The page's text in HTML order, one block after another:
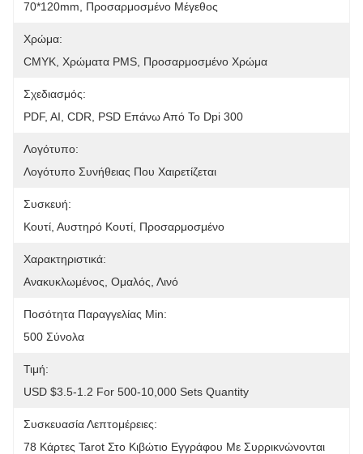
70*120mm, Προσαρμοσμένο Μέγεθος
Χρώμα:
CMYK, Χρώματα PMS, Προσαρμοσμένο Χρώμα
Σχεδιασμός:
PDF, AI, CDR, PSD Επάνω Από Το Dpi 300
Λογότυπο:
Λογότυπο Συνήθειας Που Χαιρετίζεται
Συσκευή:
Κουτί, Αυστηρό Κουτί, Προσαρμοσμένο
Χαρακτηριστικά:
Ανακυκλωμένος, Ομαλός, Λινό
Ποσότητα Παραγγελίας Min:
500 Σύνολα
Τιμή:
USD $3.5-1.2 For 500-10,000 Sets Quantity
Συσκευασία Λεπτομέρειες:
78 Κάρτες Tarot Στο Κιβώτιο Εγγράφου Με Συρρικνώνονται